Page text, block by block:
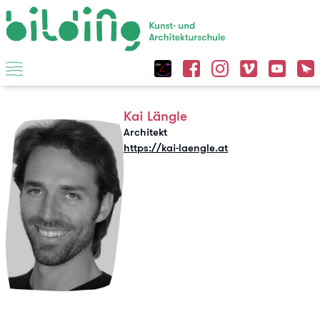
Kai Längle
Architekt
https://kai-laengle.at